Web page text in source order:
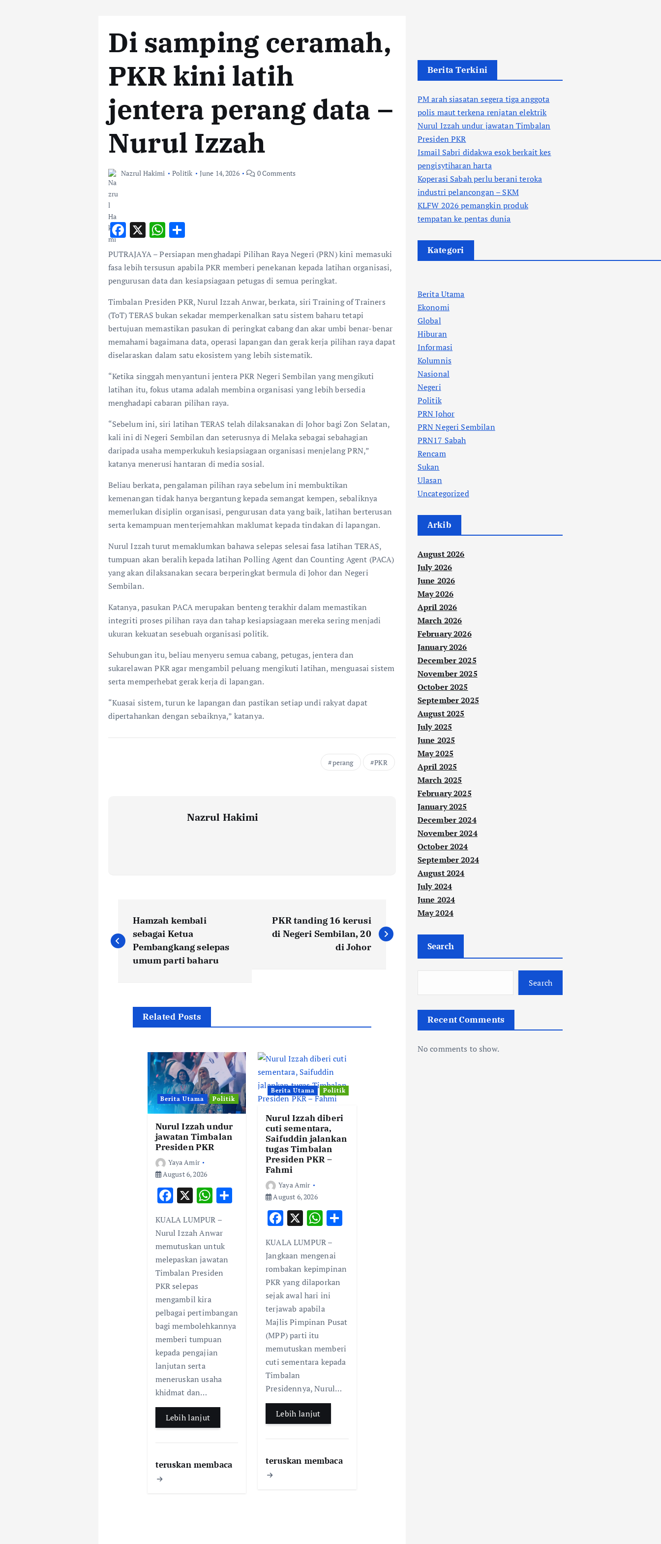
Di samping ceramah,
PKR kini latih
jentera perang data –
Nurul Izzah
Nazrul Hakimi Politik June 14, 2026 0 Comments
F
e
b
o
k
X W
at
s
p
p
S
ar
e
PUTRAJAYA – Persiapan menghadapi Pilihan Raya Negeri (PRN) kini memasuki
fasa lebih tersusun apabila PKR memberi penekanan kepada latihan organisasi,
pengurusan data dan kesiapsiagaan petugas di semua peringkat.
Timbalan Presiden PKR, Nurul Izzah Anwar, berkata, siri Training of Trainers
(ToT) TERAS bukan sekadar memperkenalkan satu sistem baharu tetapi
bertujuan memastikan pasukan di peringkat cabang dan akar umbi benar-benar
memahami bagaimana data, operasi lapangan dan gerak kerja pilihan raya dapat
diselaraskan dalam satu ekosistem yang lebih sistematik.
“Ketika singgah menyantuni jentera PKR Negeri Sembilan yang mengikuti
latihan itu, fokus utama adalah membina organisasi yang lebih bersedia
menghadapi cabaran pilihan raya.
“Sebelum ini, siri latihan TERAS telah dilaksanakan di Johor bagi Zon Selatan,
kali ini di Negeri Sembilan dan seterusnya di Melaka sebagai sebahagian
daripada usaha memperkukuh kesiapsiagaan organisasi menjelang PRN,”
katanya menerusi hantaran di media sosial.
Beliau berkata, pengalaman pilihan raya sebelum ini membuktikan
kemenangan tidak hanya bergantung kepada semangat kempen, sebaliknya
memerlukan disiplin organisasi, pengurusan data yang baik, latihan berterusan
serta kemampuan menterjemahkan maklumat kepada tindakan di lapangan.
Nurul Izzah turut memaklumkan bahawa selepas selesai fasa latihan TERAS,
tumpuan akan beralih kepada latihan Polling Agent dan Counting Agent (PACA)
yang akan dilaksanakan secara berperingkat bermula di Johor dan Negeri
Sembilan.
Katanya, pasukan PACA merupakan benteng terakhir dalam memastikan
integriti proses pilihan raya dan tahap kesiapsiagaan mereka sering menjadi
ukuran kekuatan sesebuah organisasi politik.
Sehubungan itu, beliau menyeru semua cabang, petugas, jentera dan
sukarelawan PKR agar mengambil peluang mengikuti latihan, menguasai sistem
serta memperhebat gerak kerja di lapangan.
“Kuasai sistem, turun ke lapangan dan pastikan setiap undi rakyat dapat
dipertahankan dengan sebaiknya,” katanya.
perang PKR
Nazrul Hakimi
o
Hamzah kembali
sebagai Ketua
Pembangkang selepas
umum parti baharu
PKR tanding 16 kerusi
di Negeri Sembilan, 20
di Johor
Related Posts
Berita Utama Politik
Nurul Izzah undur
jawatan Timbalan
Presiden PKR
Yaya Amir
August 6, 2026
F
e
b
o
o
k
X W
at
s
A
p
S
KUALA LUMPUR –
Nurul Izzah Anwar
memutuskan untuk
melepaskan jawatan
Timbalan Presiden
PKR selepas
mengambil kira
pelbagai pertimbangan
bagi membolehkannya
memberi tumpuan
kepada pengajian
lanjutan serta
meneruskan usaha
khidmat dan…
Lebih lanjut
teruskan membaca
Berita Utama Politik
Nurul Izzah diberi
cuti sementara,
Saifuddin jalankan
tugas Timbalan
Presiden PKR –
Fahmi
Yaya Amir
August 6, 2026
F
e
b
o
o
k
X W
at
s
A
p
p
e
KUALA LUMPUR –
Jangkaan mengenai
rombakan kepimpinan
PKR yang dilaporkan
sejak awal hari ini
terjawab apabila
Majlis Pimpinan Pusat
(MPP) parti itu
memutuskan memberi
cuti sementara kepada
Timbalan
Presidennya, Nurul…
Lebih lanjut
teruskan membaca
Berita Terkini
PM arah siasatan segera tiga anggota
polis maut terkena renjatan elektrik
Nurul Izzah undur jawatan Timbalan
Presiden PKR
Ismail Sabri didakwa esok berkait kes
pengisytiharan harta
Koperasi Sabah perlu berani teroka
industri pelancongan – SKM
KLFW 2026 pemangkin produk
tempatan ke pentas dunia
Kategori
Berita Utama
Ekonomi
Global
Hiburan
Informasi
Kolumnis
Nasional
Negeri
Politik
PRN Johor
PRN Negeri Sembilan
PRN17 Sabah
Rencam
Sukan
Ulasan
Uncategorized
Arkib
August 2026
July 2026
June 2026
May 2026
April 2026
March 2026
February 2026
January 2026
December 2025
November 2025
October 2025
September 2025
August 2025
July 2025
June 2025
May 2025
April 2025
March 2025
February 2025
January 2025
December 2024
November 2024
October 2024
September 2024
August 2024
July 2024
June 2024
May 2024
Search
Search
Recent Comments
No comments to show.